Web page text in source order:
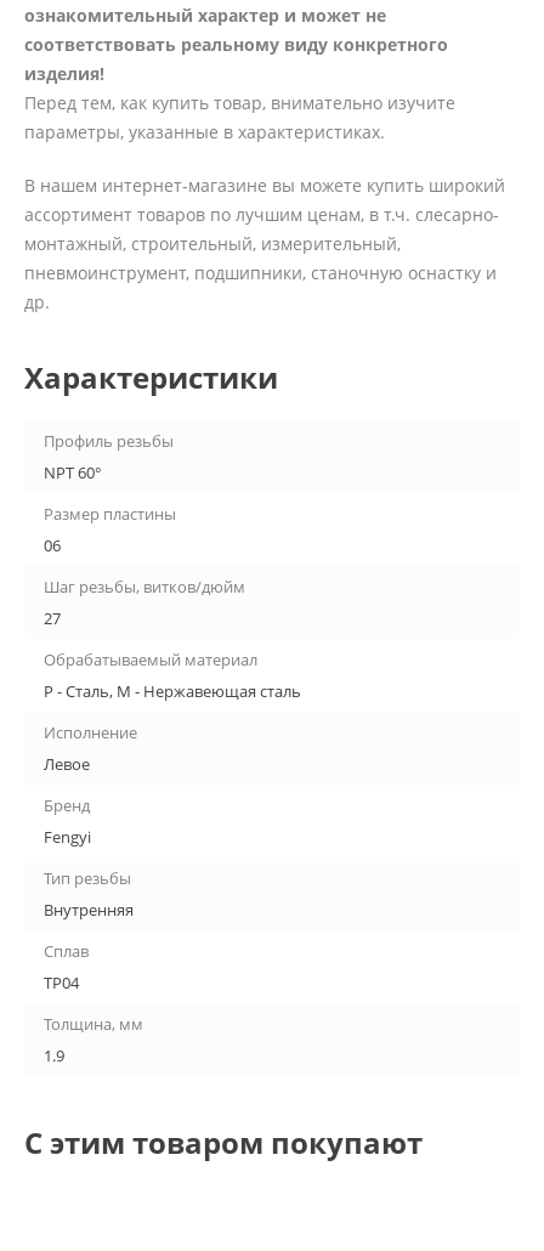
ознакомительный характер и может не
соответствовать реальному виду конкретного
изделия!
Перед тем, как купить товар, внимательно изучите
параметры, указанные в характеристиках.
В нашем интернет-магазине вы можете купить широкий
ассортимент товаров по лучшим ценам, в т.ч. слесарно-
монтажный, строительный, измерительный,
пневмоинструмент, подшипники, станочную оснастку и
др.
Характеристики
Профиль резьбы
NPT 60°
Размер пластины
06
Шаг резьбы, витков/дюйм
27
Обрабатываемый материал
P - Сталь, M - Нержавеющая сталь
Исполнение
Левое
Бренд
Fengyi
Тип резьбы
Внутренняя
Сплав
TP04
Толщина, мм
1.9
С этим товаром покупают